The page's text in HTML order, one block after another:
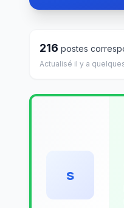
216 postes
Actualisé il y a
s